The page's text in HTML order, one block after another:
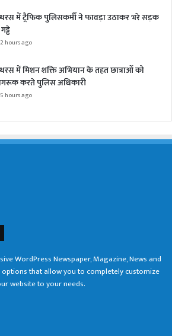
में ट्रैफिक पुलिसकर्मी ने फावड़ा उठाकर भरे सड़क
2 hours ago
में मिशन शक्ति अभियान के तहत छात्राओं को
करते पुलिस अधिकारी
5 hours ago
WordPress Newspaper, Magazine, News and
options that allow you to completely customize
website to your needs.